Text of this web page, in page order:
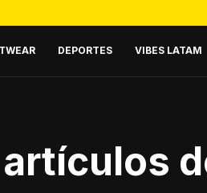
DEPORTES VIBES LATAM